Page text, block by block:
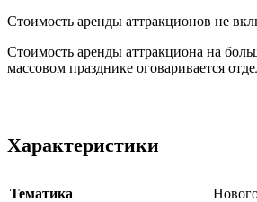
Стоимость аренды аттракционов не
Стоимость аренды аттракциона на
массовом празднике оговаривается
Характеристики
Тематика